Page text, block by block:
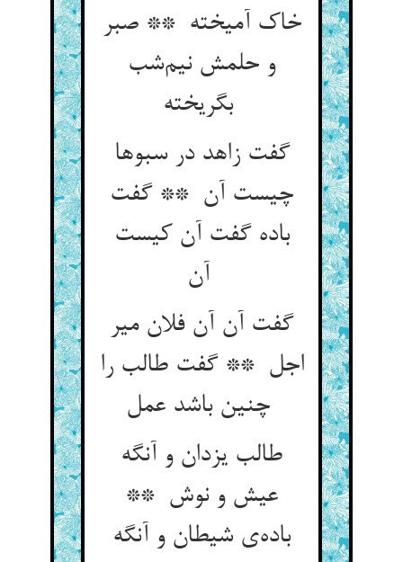
خاک آمیخته ** صبر
و حلمش نیم‌شب
بگریخته
گفت زاهد در سبوها
چیست آن ** گفت
باده گفت آن کیست
گفت آن آن فلان میر
اجل ** گفت طالب را
طالب یزدان و آنگه
عیش و نوش **
باده‌ی شیطان و آنگه